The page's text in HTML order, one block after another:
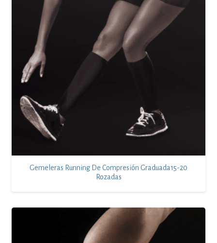
Gemeleras Running De Compresión Graduada15-20
Rozadas